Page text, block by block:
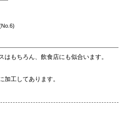
もちろん、飲食店にも似合います。
加工してあります。